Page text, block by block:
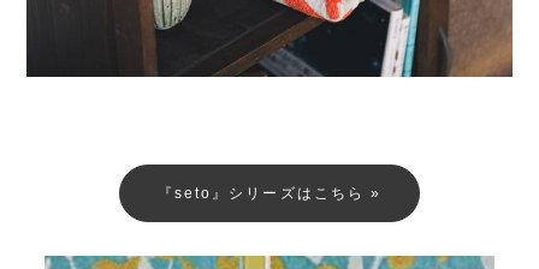
『seto』シリーズはこちら »